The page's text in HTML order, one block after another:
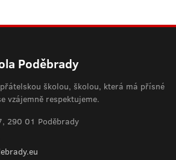
Poděbrady
školou, školou, která má přísné
vzájemně respektujeme.
290 01 Poděbrady